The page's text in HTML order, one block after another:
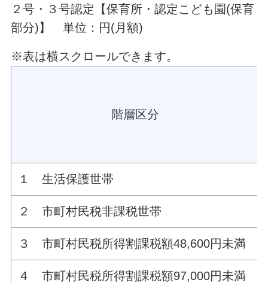
２号・３号認定【保育所・認定こども園(保育
部分)】 単位：円(月額)
※表は横スクロールできます。
階層区分
１ 生活保護世帯
２ 市町村民税非課税世帯
３ 市町村民税所得割課税額48,600円未満
４ 市町村民税所得割課税額97,000円未満